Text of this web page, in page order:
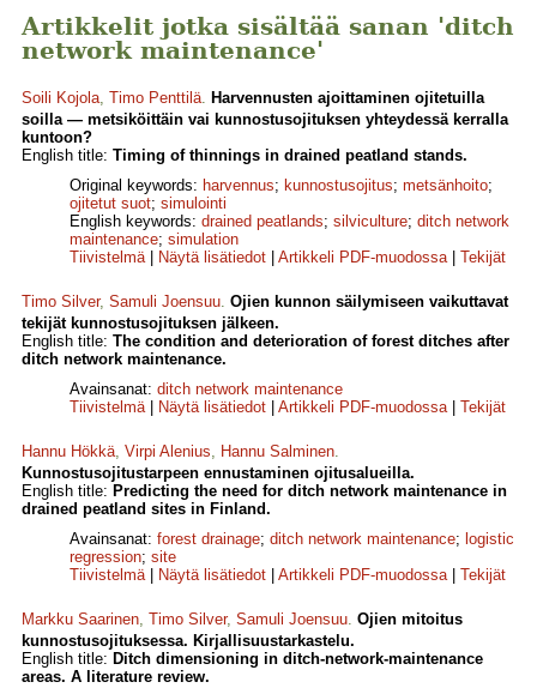
Artikkelit jotka sisältää sanan 'ditch
network maintenance'
Soili Kojola, Timo Penttilä. Harvennusten ajoittaminen ojitetuilla
soilla — metsiköittäin vai kunnostusojituksen yhteydessä kerralla
kuntoon?
English title: Timing of thinnings in drained peatland stands.
Original keywords: harvennus; kunnostusojitus; metsänhoito;
ojitetut suot; simulointi
English keywords: drained peatlands; silviculture; ditch network
maintenance; simulation
Tiivistelmä| Näytä lisätiedot Artikkeli PDF-muodossa| Tekijät
Timo Silver, Samuli Joensuu. Ojien kunnon säilymiseen vaikuttavat
tekijät kunnostusojituksen jälkeen.
English title: The condition and deterioration of forest ditches after
ditch network maintenance.
Avainsanat: ditch network maintenance
Tiivistelmä| Näytä lisätiedot Artikkeli PDF-muodossa| Tekijät
Hannu Hökkä, Virpi Alenius, Hannu Salminen.
Kunnostusojitustarpeen ennustaminen ojitusalueilla.
English title: Predicting the need for ditch network maintenance in
drained peatland sites in Finland.
Avainsanat: forest drainage; ditch network maintenance; logistic
regression; site
Tiivistelmä| Näytä lisätiedot Artikkeli PDF-muodossa| Tekijät
Markku Saarinen, Timo Silver, Samuli Joensuu. Ojien mitoitus
kunnostusojituksessa. Kirjallisuustarkastelu.
English title: Ditch dimensioning in ditch-network-maintenance
areas. A literature review.